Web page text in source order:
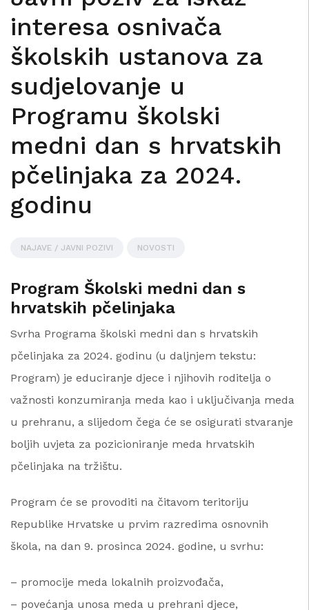
interesa osnivača
školskih ustanova za
sudjelovanje u
Programu školski
medni dan s hrvatskih
pčelinjaka za 2024.
godinu
NAJAVE / JAVNI POZIVI NOVOSTI
Program Školski medni dan s
hrvatskih pčelinjaka
Svrha Programa školski medni dan s hrvatskih
pčelinjaka za 2024. godinu (u daljnjem tekstu:
Program) je educiranje djece i njihovih roditelja o
važnosti konzumiranja meda kao i uključivanja meda
u prehranu, a slijedom čega će se osigurati stvaranje
boljih uvjeta za pozicioniranje meda hrvatskih
pčelinjaka na tržištu.
Program će se provoditi na čitavom teritoriju
Republike Hrvatske u prvim razredima osnovnih
škola, na dan 9. prosinca 2024. godine, u svrhu:
– promocije meda lokalnih proizvođača,
– povećanja unosa meda u prehrani djece,